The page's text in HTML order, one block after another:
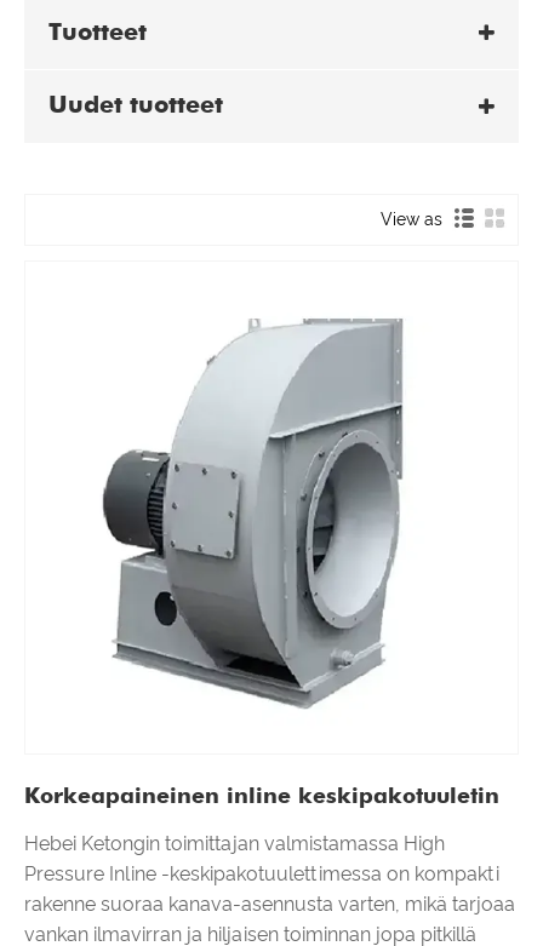
Tuotteet
Uudet tuotteet
View as
Korkeapaineinen inline keskipakotuuletin
Hebei Ketongin toimittajan valmistamassa High
Pressure Inline -keskipakotuulettimessa on kompakti
rakenne suoraa kanava-asennusta varten, mikä tarjoaa
vankan ilmavirran ja hiljaisen toiminnan jopa pitkillä